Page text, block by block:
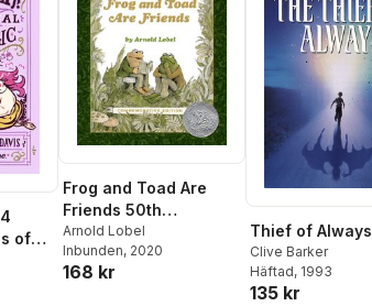
of
Frog and Toad Are
Friends 50th
Anniversary
Commemorative
Edition
Arnold Lobel
Inbunden, 2020
168 kr
Thief of Always
Clive Barker
Häftad, 1993
135 kr